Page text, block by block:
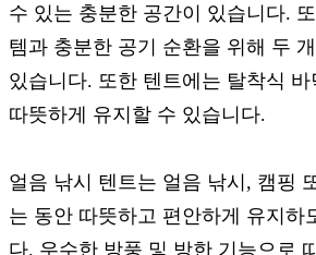
수 있는 충분한 공간이 있습니다.
템과 충분한 공기 순환을 위해 두
있습니다. 또한 텐트에는 탈착식
따뜻하게 유지할 수 있습니다.
얼음 낚시 텐트는 얼음 낚시, 캠핑
는 동안 따뜻하고 편안하게 유지하
다. 우수한 방풍 및 방한 기능으로